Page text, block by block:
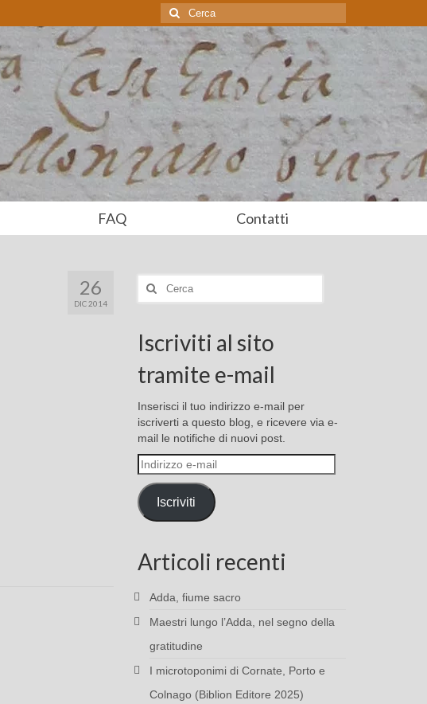
Cerca:
FAQ Contatti
26
DIC 2014
Cerca:
Iscriviti al sito
tramite e-mail
Inserisci il tuo indirizzo e-mail per
iscriverti a questo blog, e ricevere via e-
mail le notifiche di nuovi post.
Indirizzo
e-
mail
Iscriviti
Articoli recenti
Adda, fiume sacro
Maestri lungo l’Adda, nel segno della
gratitudine
I microtoponimi di Cornate, Porto e
Colnago (Biblion Editore 2025)